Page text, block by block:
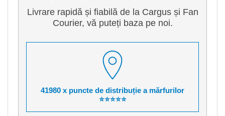
Livrare rapidă și fiabilă de la Cargus și Fan
Courier, vă puteți baza pe noi.
41980 x puncte de distribuție a mărfurilor
⭐⭐⭐⭐⭐